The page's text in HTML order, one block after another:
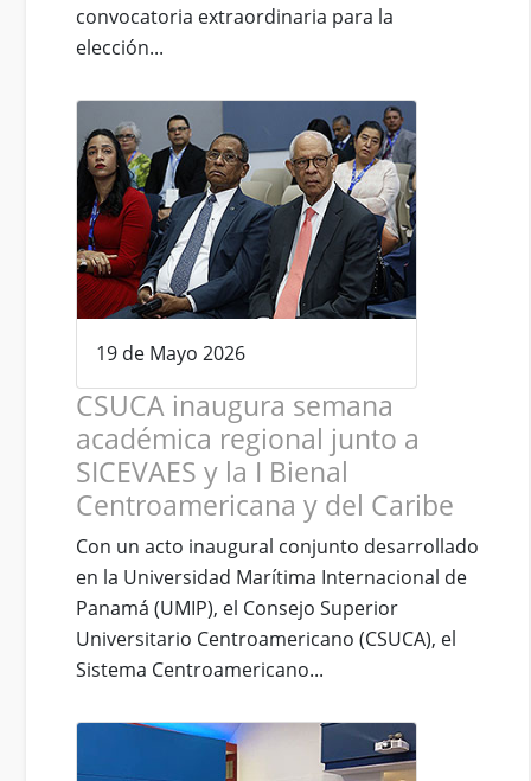
convocatoria extraordinaria para la
elección...
19 de Mayo 2026
CSUCA inaugura semana
académica regional junto a
SICEVAES y la I Bienal
Centroamericana y del Caribe
Con un acto inaugural conjunto desarrollado
en la Universidad Marítima Internacional de
Panamá (UMIP), el Consejo Superior
Universitario Centroamericano (CSUCA), el
Sistema Centroamericano...